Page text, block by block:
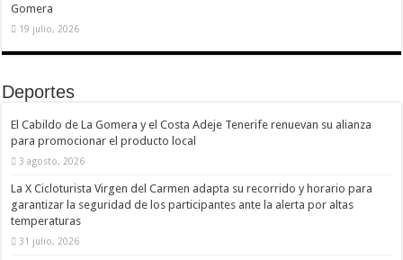
Gomera
19 julio, 2026
Deportes
El Cabildo de La Gomera y el Costa Adeje Tenerife renuevan su alianza
para promocionar el producto local
3 agosto, 2026
La X Cicloturista Virgen del Carmen adapta su recorrido y horario para
garantizar la seguridad de los participantes ante la alerta por altas
temperaturas
31 julio, 2026